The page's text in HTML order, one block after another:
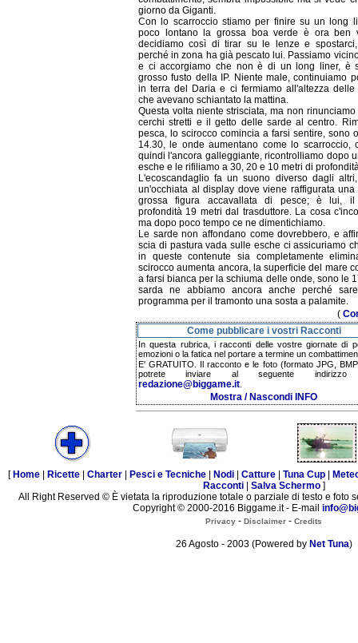
giorno da Giganti.
Con lo scarroccio stiamo per finire su un long
poco lontano la grossa boa verde è ora ben
decidiamo così di tirar su le lenze e
perché in zona ha già pescato lui. Passiamo
e ci accorgiamo che non è di un long liner, è
grosso fusto della IP. Niente male, continuiamo
in terra del Daria e ci fermiamo all'altezza delle
che avevano schiantato la mattina.
Questa volta niente strisciata, ma non
cerchi stretti e il getto delle sarde al centro.
pesca, lo scirocco comincia a farsi sentire, sono
14.30, le onde aumentano come lo scarroccio,
quindi l'ancora galleggiante, ricontrolliamo dopo
esche e le rifiliamo a 30, 20 e 10 metri di
L'ecoscandaglio fa un suono diverso dagli
un'occhiata al display dove viene raffigurata una
grossa figura accavallata di pesce; è lui, il
profondità 19 metri dal trasduttore. La cosa
ma dopo poco tempo ce ne dimentichiamo.
Le sarde non affondano come dovrebbero, e
scia di pastura vada sulle esche ci assicuriamo
in queste contenute sia completamente
scirocco aumenta ancora, la superficie del mare
a farsi bianca per la schiuma delle onde, sono le
sarda ne abbiamo ancora anche perché
programma per il tramonto una sosta a palamite.
(
Come pubblicare i vostri Racconti
In questa rubrica, i racconti delle vostre giornate di
emozioni o la fatica nel portare a termine un
E' GRATUITO. Il racconto e le foto (formato JPG,
potrete inviare al seguente indirizzo
redazione@biggame.it
Mostra / Nascondi INFO
[ Home Ricette Charter Pesci e Tecniche Nodi Catture Tuna Cup
Racconti| Salva Schermo]
All Right Reserved © È vietata la riproduzione totale o parziale di testo e foto
Copyright © 2000-2016 Biggame.it - E-mail
Privacy - Disclaimer - Credits
26 Agosto - 2003 (Powered by Net Tuna)